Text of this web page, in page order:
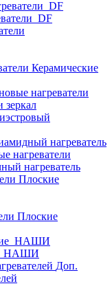
Керамические
нагреватели
зеркал
нагреватель
нагреватели
нагреватель
Плоские
Плоские
Доп.